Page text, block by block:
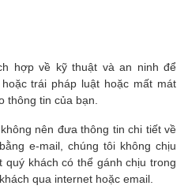
hợp về kỹ thuật và an ninh để
trái pháp luật hoặc mất mát
thông tin của bạn.
nên đưa thông tin chi tiết về
e-mail, chúng tôi không chịu
khách có thể gánh chịu trong
qua internet hoặc email.